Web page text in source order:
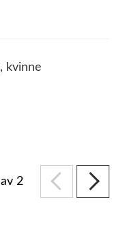
kvinne
2